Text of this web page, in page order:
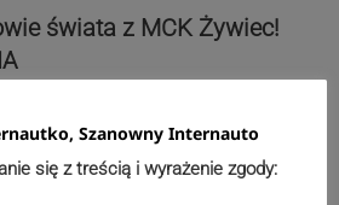
świata z MCK Żywiec!
ruszają po kolejne
Szanowny Internauto
się z treścią i wyrażenie zgody: